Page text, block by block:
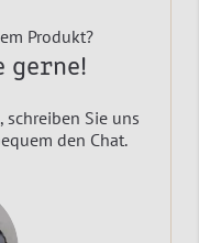
Produkt?
gerne!
schreiben Sie uns
den Chat.